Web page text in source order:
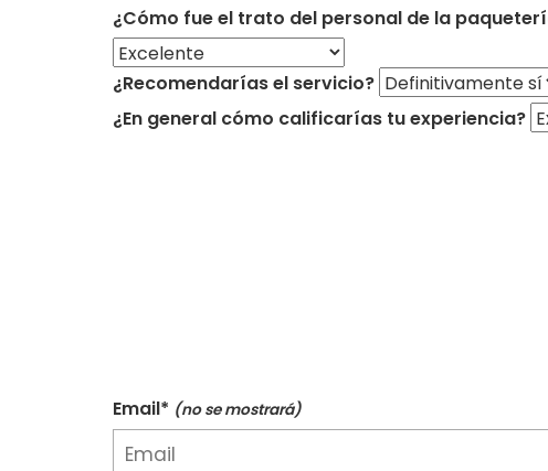
¿Cómo fue el trato del personal de la
¿Recomendarías el servicio?
¿En general cómo calificarías tu experiencia?
Email* (no se mostrará)